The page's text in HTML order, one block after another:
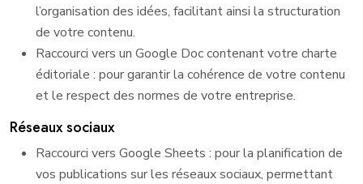
l’organisation des idées, facilitant ainsi la structuration
de votre contenu.
Raccourci vers un Google Doc contenant votre charte
éditoriale : pour garantir la cohérence de votre contenu
et le respect des normes de votre entreprise.
Réseaux sociaux
Raccourci vers Google Sheets : pour la planification de
vos publications sur les réseaux sociaux, permettant